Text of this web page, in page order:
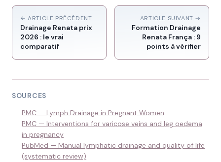
← ARTICLE PRÉCÉDENT
Drainage Renata prix
2026 : le vrai
comparatif
ARTICLE SUIVANT →
Formation Drainage
Renata França : 9
points à vérifier
SOURCES
PMC — Lymph Drainage in Pregnant Women
PMC — Interventions for varicose veins and leg oedema
in pregnancy
PubMed — Manual lymphatic drainage and quality of life
(systematic review)